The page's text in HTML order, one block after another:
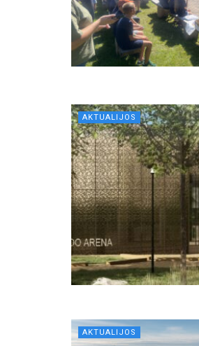
AKTUALIJOS
AKTUALIJOS